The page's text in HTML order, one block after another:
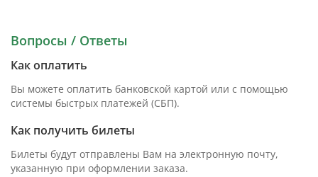
Вопросы / Ответы
Как оплатить
Вы можете оплатить банковской картой или с помощью
системы быстрых платежей (СБП).
Как получить билеты
Билеты будут отправлены Вам на электронную почту,
указанную при оформлении заказа.